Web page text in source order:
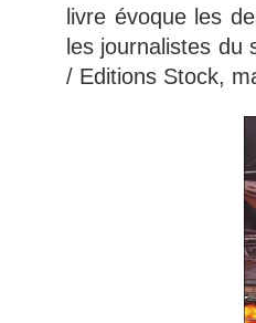
livre évoque les
les journalistes du
/ Editions Stock,